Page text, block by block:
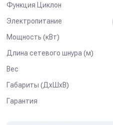
Функция Циклон
Электропитание
Мощность (кВт)
Длина сетевого шнура (м)
Вес
Габариты (ДхШхВ)
Гарантия